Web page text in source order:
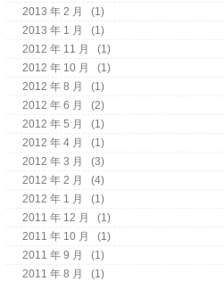
2013 年 2 月
(1)
2013 年 1 月
(1)
2012 年 11 月
(1)
2012 年 10 月
(1)
2012 年 8 月
(1)
2012 年 6 月
(2)
2012 年 5 月
(1)
2012 年 4 月
(1)
2012 年 3 月
(3)
2012 年 2 月
(4)
2012 年 1 月
(1)
2011 年 12 月
(1)
2011 年 10 月
(1)
2011 年 9 月
(1)
2011 年 8 月
(1)